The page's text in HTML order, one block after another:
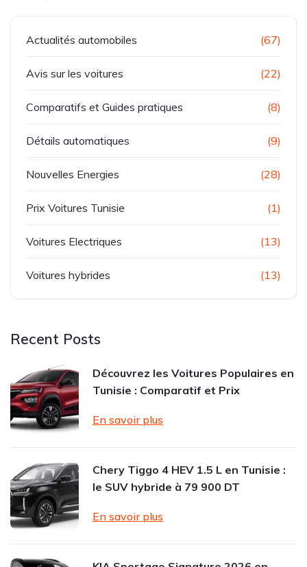
Actualités automobiles (67)
Avis sur les voitures (22)
Comparatifs et Guides pratiques (8)
Détails automatiques (9)
Nouvelles Energies (28)
Prix Voitures Tunisie (1)
Voitures Electriques (13)
Voitures hybrides (13)
Recent Posts
Découvrez les Voitures Populaires en
Tunisie : Comparatif et Prix
En savoir plus
Chery Tiggo 4 HEV 1.5 L en Tunisie :
le SUV hybride à 79 900 DT
En savoir plus